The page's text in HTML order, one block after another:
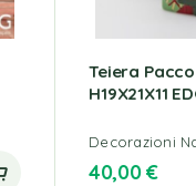
Teiera
H19X21X11
Decorazioni
40,00€